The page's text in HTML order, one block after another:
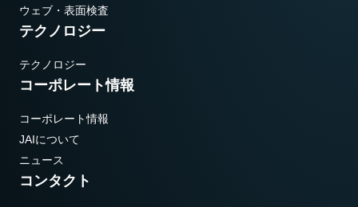
ウェブ・表面検査
テクノロジー
テクノロジー
コーポレート情報
コーポレート情報
JAIについて
ニュース
コンタクト